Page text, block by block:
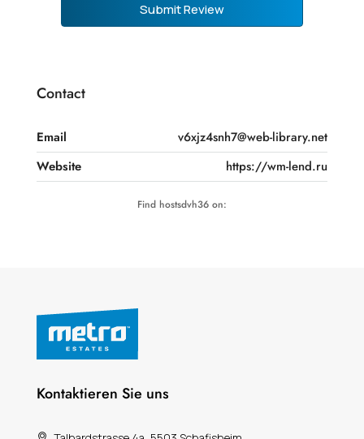
Submit Review
Contact
Email
v6xjz4snh7@web-library.net
Website
https://wm-lend.ru
Find hostsdvh36 on:
Kontaktieren Sie uns